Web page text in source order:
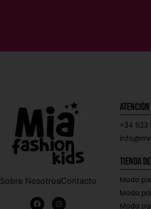
Sobre NosotrosContacto
+34 623
Tienda
Moda
Moda
Moda